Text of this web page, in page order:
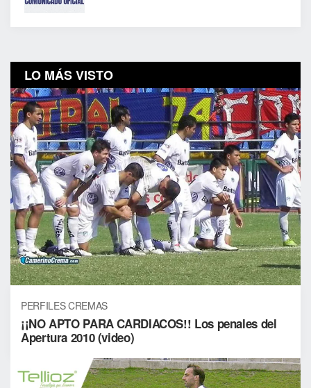
LO MÁS VISTO
PERFILES CREMAS
¡¡NO APTO PARA CARDIACOS!! Los penales del
Apertura 2010 (video)